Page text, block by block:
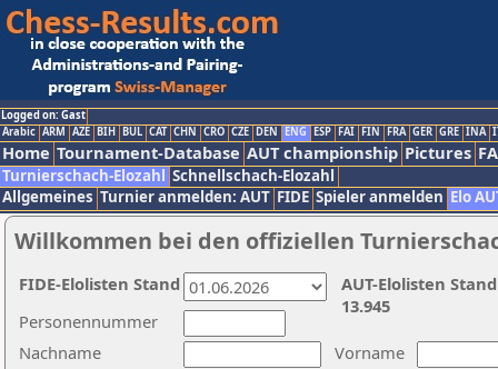
Logged on: Gast
Arabic ARM AZE BIH BUL CAT CHN CRO CZE DEN ENG ESP FAI FIN FRA GER GRE INA
Home Tournament-Database AUT championship Pictures
Turnierschach-Elozahl Schnellschach-Elozahl
Allgemeines Turnier anmelden: AUT FIDE Spieler anmelden Elo
Willkommen bei den offiziellen
Nachname
Vorname
Personennummer
AUT-Elolisten
13.945
FIDE-Elolisten Stand